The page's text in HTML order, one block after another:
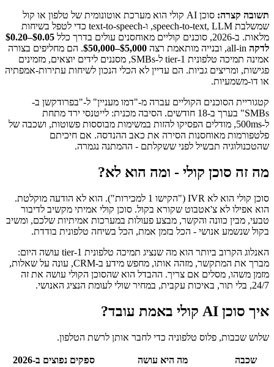
תשובה קצרה:
סוכן AI קולי הוא מערכת אוטונומית של טלפון או קול
שמשלבת speech-to-text, LLM, ו-text-to-speech כדי לטפל בשיחות
מלאות. ב-2026, סוכנים קוליים מאוחסנים עולים בדרך כלל
$0.05–$0.20
לדקה
$5,000–$50,000
. הם מחליפים בצורה
אמינה תמיכה טלפונית tier-1 ל-SMBs, מסננים לידים יוצאים, מזמינים
פגישות, ומריצים גביות. הם עדיין לא הכלי הנכון לשיחות עתירות-אמפתיה
או דו-משמעיות.
קטגוריית הסוכנים הקוליים עברה מ-"דמו מעניין" ל-"בפרודקשן ב-
SMBs" בערך ב-18 חודשים. הסיבה מכנית: לייטנסי ירד מתחת
ל-500ms, מודלים הפסיקו להזות במשימות מבוססות פשוטות, ושכבה של
פלטפורמות מאוחסנות הסירה את כאב ההנדסה. אם חיכיתם
שהטכנולוגיה תבשיל לפני ששקלתם - ההמתנה נגמרה.
מה זה סוכן קולי - ומה הוא לא?
סוכן קולי הוא לא IVR ("הקישו 1 למכירות"). הוא לא הודעה מוקלטת.
הוא אפילו לא צ'אטבוט שקורא בקול. סוכן קולי אמיתי מקשיב לדיבור
טבעי, מבין כוונה והקשר, מבצע פעולות במערכות אמיתיות שלכם, ומשיב
בקול שנשמע אנושי - הכל בזמן אמת, הכל בשיחה טלפונית בודדת.
האנלוג הקרוב ביותר הוא מה שנציג תמיכה טלפונית tier-1 עושה היום:
מברך את המתקשר, מזהה אותו, מחפש מידע ב-CRM, עונה על שאלות,
מזמן משהו, מסלים אם צריך. ההבדל הוא שהסוכן הקולי עושה את זה
24/7, בלי תור, באיכות עקבית, במחיר שולי לעומת הנציג האנושי.
איך סוכן AI קולי באמת עובד?
שלוש שכבות, פלוס טלפוניה כדי לחבר אותן לרשת הטלפון.
שכבה מה היא עושה
ספקים נפוצים ב-2026